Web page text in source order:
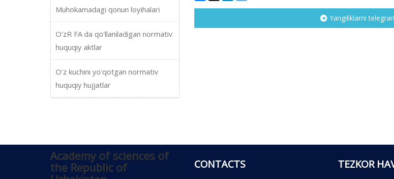
Muhokamadagi qonun loyihalari
O'zR FA da qo'llaniladigan normativ
huquqiy aktlar
O'z kuchini yo'qotgan normativ
huquqiy hujjatlar
Yangiliklarni
Academy of sciences of
the Republic of
CONTACTS TEZKOR